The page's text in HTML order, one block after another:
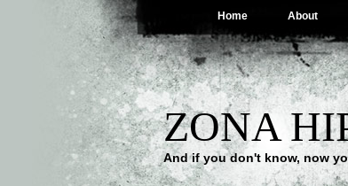
Home About
ZONA
And if you don't know, now